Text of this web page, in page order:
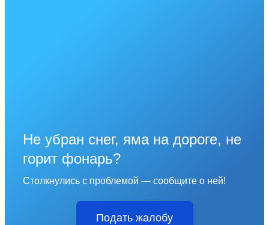
Не убран снег, яма на дороге, не
горит фонарь?
Столкнулись с проблемой — сообщите о ней!
Подать жалобу